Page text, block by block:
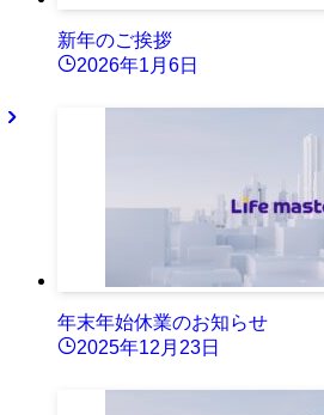
新年のご挨拶
2026年1月6日
年末年始休業のお知らせ
2025年12月23日